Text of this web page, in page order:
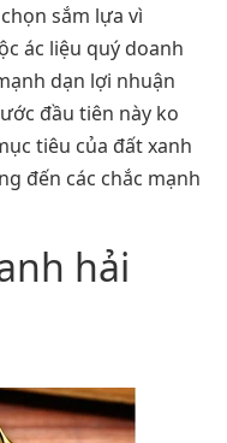
sắm lựa vì
ác liệu quý doanh
dạn lợi nhuận
đầu tiên này ko
tiêu của đất xanh
đến các chắc mạnh
hải